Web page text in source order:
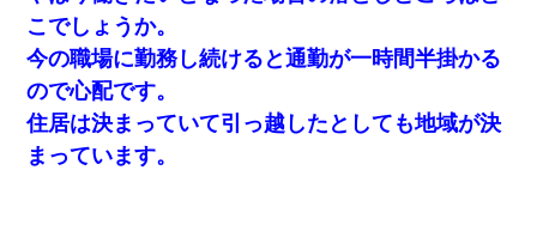
こでしょうか。
今の職場に勤務し続けると通勤が一時間半掛かる
ので心配です。
住居は決まっていて引っ越したとしても地域が決
まっています。